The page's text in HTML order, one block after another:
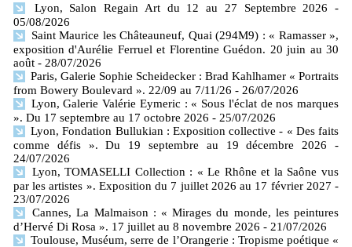
Lyon, Salon Regain Art du 12 au 27 Septembre 2026
-
05/08/2026
Saint Maurice les Châteauneuf, Quai (294M9) : « Ramasser »,
exposition d'Aurélie Ferruel et Florentine Guédon. 20 juin au 30
août - 28/07/2026
Paris, Galerie Sophie Scheidecker : Brad Kahlhamer « Portraits
from Bowery Boulevard ». 22/09 au 7/11/26 - 26/07/2026
Lyon, Galerie Valérie Eymeric : « Sous l'éclat de nos marques
». Du 17 septembre au 17 octobre 2026 - 25/07/2026
Lyon, Fondation Bullukian : Exposition collective - « Des faits
comme défis ». Du 19 septembre au 19 décembre 2026
-
24/07/2026
Lyon, TOMASELLI Collection : « Le Rhône et la Saône vus
par les artistes ». Exposition du 7 juillet 2026 au 17 février 2027 -
23/07/2026
Cannes, La Malmaison : « Mirages du monde, les peintures
d’Hervé Di Rosa ». 17 juillet au 8 novembre 2026 - 21/07/2026
Toulouse, Muséum, serre de l’Orangerie : Tropisme poétique «